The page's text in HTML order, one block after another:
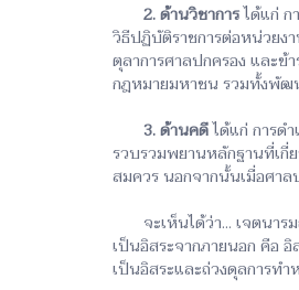
2. ด้านวิชาการได้แก่ ก
วิธีปฏิบัติราชการต่อหน่วยง
ตุลาการศาลปกครอง และ
กฎหมายมหาชน รวมทั้งพัฒ
3. ด้านคดีได้แก่ การด
รวบรวมพยานหลักฐานที่เกี่
สมควร นอกจากนั้นเมื่อศา
จะเห็นได้ว่า... เจตนารม
เป็นอิสระจากภายนอก คือ
เป็นอิสระและถ่วงดุลการท